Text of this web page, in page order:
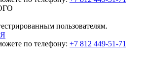
пользователям.
по телефону: +7 812 449-51-71